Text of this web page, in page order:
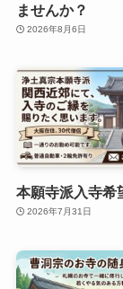
ませんか？
2026年8月6日
本願寺派入寺希
2026年7月31日